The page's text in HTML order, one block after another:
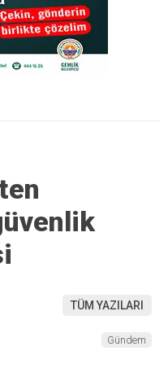
TÜM YAZILARI
Gündem